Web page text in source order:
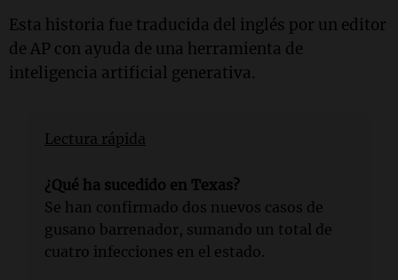
Esta historia fue traducida del inglés por un editor
de AP con ayuda de una herramienta de
inteligencia artificial generativa.
Lectura rápida
¿Qué ha sucedido en Texas?
Se han confirmado dos nuevos casos de
gusano barrenador, sumando un total de
cuatro infecciones en el estado.